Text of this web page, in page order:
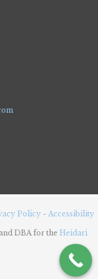
Policy - Accessibility
DBA for the Heidari